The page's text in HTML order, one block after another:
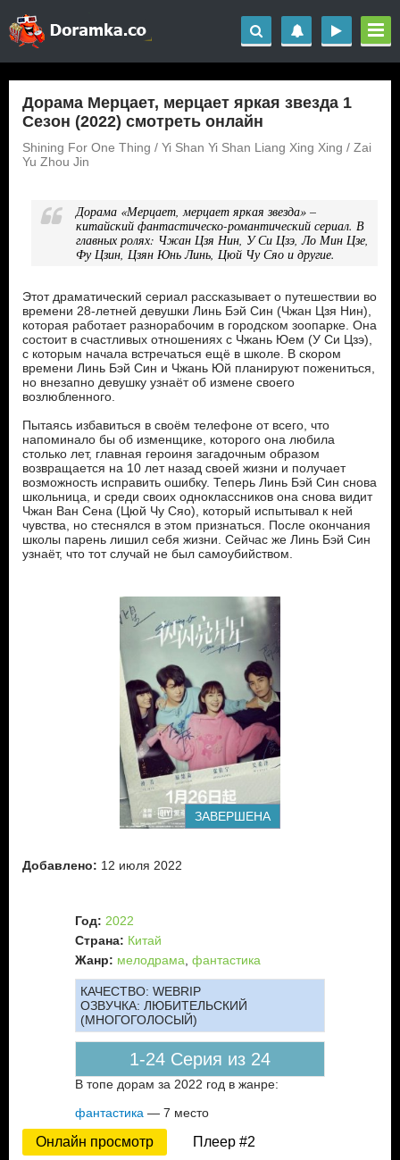
Дорама Мерцает, мерцает яркая звезда 1
Сезон (2022) смотреть онлайн
Shining For One Thing / Yi Shan Yi Shan Liang Xing Xing / Zai
Yu Zhou Jin
Дорама «Мерцает, мерцает яркая звезда» –
китайский фантастическо-романтический сериал. В
главных ролях: Чжан Цзя Нин, У Си Цзэ, Ло Мин Цзе,
Фу Цзин, Цзян Юнь Линь, Цюй Чу Сяо и другие.
Этот драматический сериал рассказывает о путешествии во
времени 28-летней девушки Линь Бэй Син (Чжан Цзя Нин),
которая работает разнорабочим в городском зоопарке. Она
состоит в счастливых отношениях с Чжань Юем (У Си Цзэ),
с которым начала встречаться ещё в школе. В скором
времени Линь Бэй Син и Чжань Юй планируют пожениться,
но внезапно девушку узнаёт об измене своего
возлюбленного.
Пытаясь избавиться в своём телефоне от всего, что
напоминало бы об изменщике, которого она любила
столько лет, главная героиня загадочным образом
возвращается на 10 лет назад своей жизни и получает
возможность исправить ошибку. Теперь Линь Бэй Син снова
школьница, и среди своих одноклассников она снова видит
Чжан Ван Сена (Цюй Чу Сяо), который испытывал к ней
чувства, но стеснялся в этом признаться. После окончания
школы парень лишил себя жизни. Сейчас же Линь Бэй Син
узнаёт, что тот случай не был самоубийством.
ЗАВЕРШЕНА
Добавлено: 12 июля 2022
Год: 2022
Страна: Китай
Жанр: мелодрама, фантастика
КАЧЕСТВО: WEBRIP
ОЗВУЧКА: ЛЮБИТЕЛЬСКИЙ
(МНОГОГОЛОСЫЙ)
1-24 Серия из 24
В топе дорам за 2022 год в жанре:
фантастика — 7 место
Онлайн просмотр Плеер #2